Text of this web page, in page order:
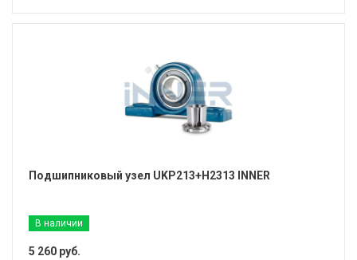
Подшипниковый узел UKP213+H2313 INNER
В наличии
5 260 руб.